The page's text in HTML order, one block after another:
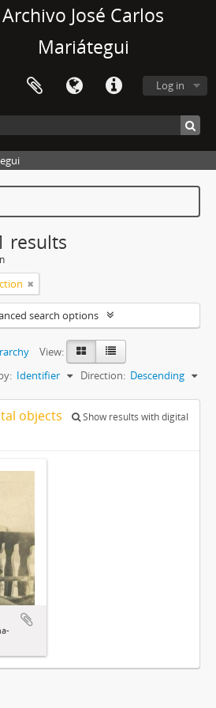
Archivo José Carlos
Mariátegui
Log in
results
search options
View:
Identifier Direction: Descending
objects
Show results with digital